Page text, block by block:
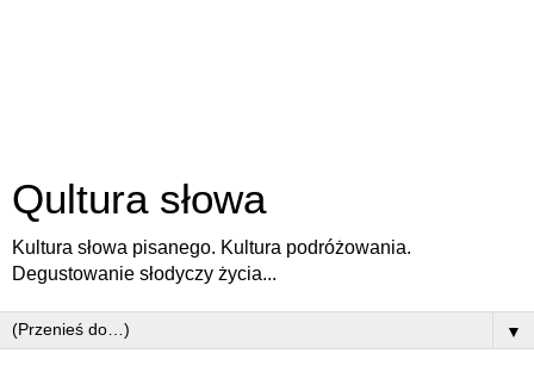
Qultura słowa
Kultura słowa pisanego. Kultura podróżowania.
Degustowanie słodyczy życia...
▼